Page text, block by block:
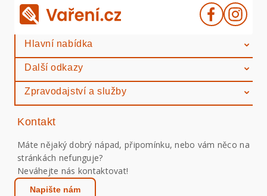
Hlavní nabídka
Další odkazy
Zpravodajství a služby
Kontakt
Máte nějaký dobrý nápad, připomínku, nebo vám něco na
stránkách nefunguje?
Neváhejte nás kontaktovat!
Napište nám